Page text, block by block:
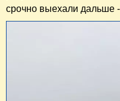
срочно выехали дальше